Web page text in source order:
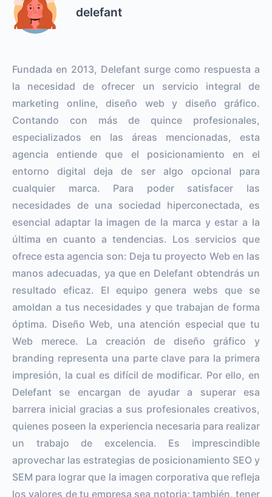
delefant
Fundada en 2013, Delefant surge como respuesta a
la necesidad de ofrecer un servicio integral de
marketing online, diseño web y diseño gráfico.
Contando con más de quince profesionales,
especializados en las áreas mencionadas, esta
agencia entiende que el posicionamiento en el
entorno digital deja de ser algo opcional para
cualquier marca. Para poder satisfacer las
necesidades de una sociedad hiperconectada, es
esencial adaptar la imagen de la marca y estar a la
última en cuanto a tendencias. Los servicios que
ofrece esta agencia son: Deja tu proyecto Web en las
manos adecuadas, ya que en Delefant obtendrás un
resultado eficaz. El equipo genera webs que se
amoldan a tus necesidades y que trabajan de forma
óptima. Diseño Web, una atención especial que tu
Web merece. La creación de diseño gráfico y
branding representa una parte clave para la primera
impresión, la cual es difícil de modificar. Por ello, en
Delefant se encargan de ayudar a superar esa
barrera inicial gracias a sus profesionales creativos,
quienes poseen la experiencia necesaria para realizar
un trabajo de excelencia. Es imprescindible
aprovechar las estrategias de posicionamiento SEO y
SEM para lograr que la imagen corporativa que refleja
los valores de tu empresa sea notoria; también, tener